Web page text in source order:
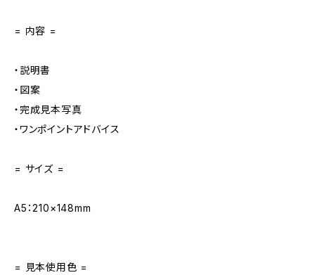
= 内容 =
・説明書
・図案
・完成見本写真
・ワンポイントアドバイス
= サイズ =
A5：210×148mm
= 見本使用色 =